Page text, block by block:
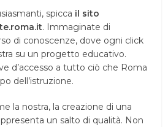
spicca il sito
. Immaginate di
di conoscenze, dove ogni click
su un progetto educativo.
d’accesso a tutto ciò che Roma
dell’istruzione.
la nostra, la creazione di una
un salto di qualità. Non